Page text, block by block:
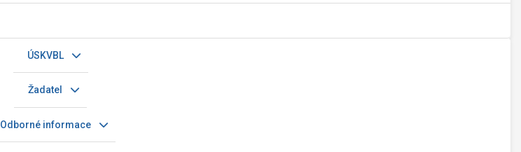
ÚSKVBL
Žadatel
Odborné informace